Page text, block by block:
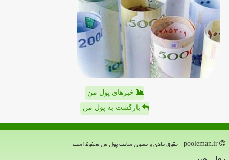
خبرهای پول من
بازگشت به پول من